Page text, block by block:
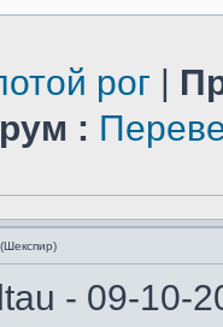
рог |
:
- 09-10-